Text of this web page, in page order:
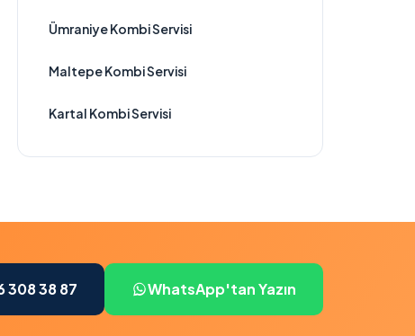
Ümraniye Kombi Servisi
Maltepe Kombi Servisi
Kartal Kombi Servisi
308 38 87 WhatsApp'tan Yazın